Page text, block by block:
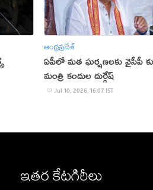
ఆంధ్రప్రదేశ్
ఏపీలో మత ఘర్షణలకు వైసీపీ
మంత్రి కందుల దుర్గేష్
Jul 10, 2026, 16:07 IST
ఇతర కేటగిరీలు